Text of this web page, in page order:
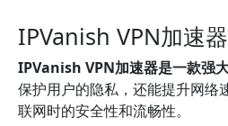
IPVanish VPN加速
IPVanish VPN加速器是一款强大
保护用户的隐私，还能提升网络
联网时的安全性和流畅性。